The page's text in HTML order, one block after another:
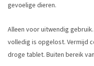
gevoelige dieren.
Alleen voor uitwendig
volledig is opgelost. Vermijd
droge tablet. Buiten bereik